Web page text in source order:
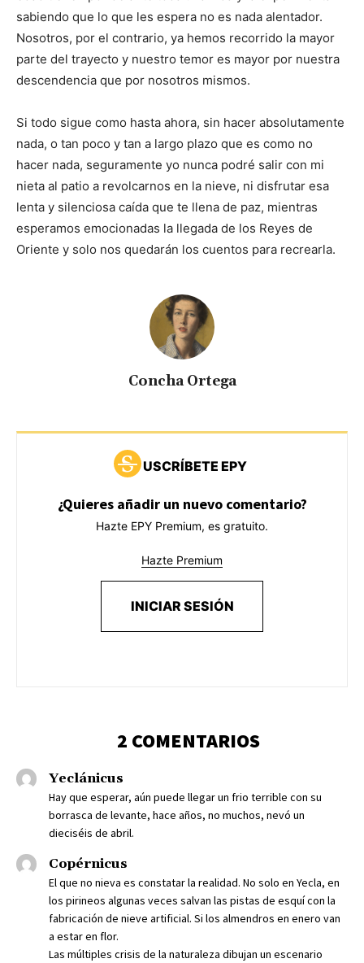
sabiendo que lo que les espera no es nada alentador.
Nosotros, por el contrario, ya hemos recorrido la mayor
parte del trayecto y nuestro temor es mayor por nuestra
descendencia que por nosotros mismos.
Si todo sigue como hasta ahora, sin hacer absolutamente
nada, o tan poco y tan a largo plazo que es como no
hacer nada, seguramente yo nunca podré salir con mi
nieta al patio a revolcarnos en la nieve, ni disfrutar esa
lenta y silenciosa caída que te llena de paz, mientras
esperamos emocionadas la llegada de los Reyes de
Oriente y solo nos quedarán los cuentos para recrearla.
Concha Ortega
USCRÍBETE EPY
¿Quieres añadir un nuevo comentario?
Hazte EPY Premium, es gratuito.
Hazte Premium
INICIAR SESIÓN
2 COMENTARIOS
Yeclánicus
Hay que esperar, aún puede llegar un frio terrible con su
borrasca de levante, hace años, no muchos, nevó un
dieciséis de abril.
Copérnicus
El que no nieva es constatar la realidad. No solo en Yecla, en
los pirineos algunas veces salvan las pistas de esquí con la
fabricación de nieve artificial. Si los almendros en enero van
a estar en flor.
Las múltiples crisis de la naturaleza dibujan un escenario